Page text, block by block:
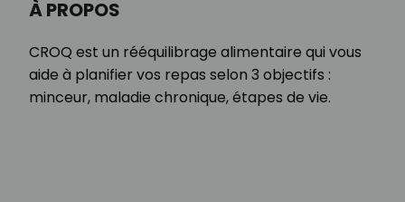
À PROPOS
CROQ est un rééquilibrage alimentaire qui vous
aide à planifier vos repas selon 3 objectifs :
minceur, maladie chronique, étapes de vie.